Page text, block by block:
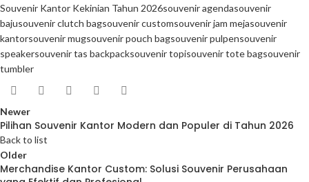
Souvenir Kantor Kekinian Tahun 2026souvenir agendasouvenir
bajusouvenir clutch bagsouvenir customsouvenir jam mejasouvenir
kantorsouvenir mugsouvenir pouch bagsouvenir pulpensouvenir
speakersouvenir tas backpacksouvenir topisouvenir tote bagsouvenir
tumbler
Newer
Pilihan Souvenir Kantor Modern dan Populer di Tahun 2026
Back to list
Older
Merchandise Kantor Custom: Solusi Souvenir Perusahaan